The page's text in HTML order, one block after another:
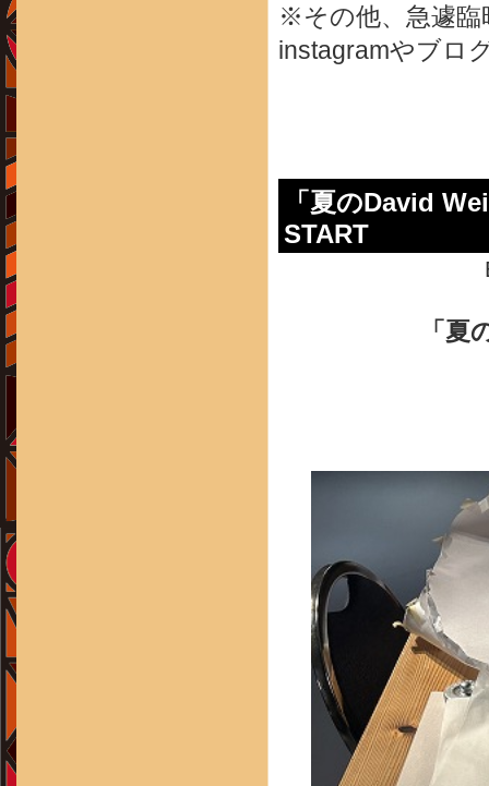
※その他、急遽臨
instagramやブロ
「夏のDavid
START
「